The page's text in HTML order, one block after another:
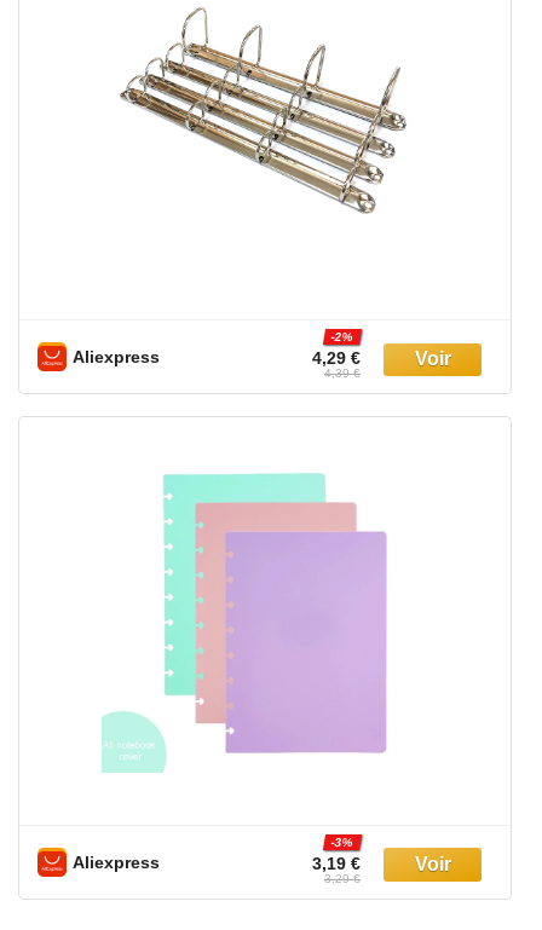
Aliexpress 4,29 €
-2%
4,39 €
Aliexpress 3,19 €
-3%
3,29 €